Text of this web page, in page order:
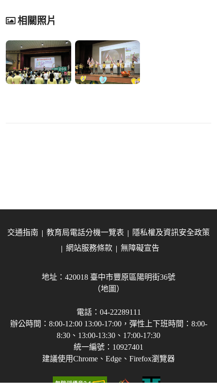
相關照片
交通指南 教育局電話分機一覽表
隱私權及資訊安全政策
網站服務條款
無障礙宣告
地址：420018 臺中市豐原區陽明街36號
（地圖）
電話：04-22289111
辦公時間：8:00-12:00 13:00-17:00，彈性上下班時間：8:00-
8:30、13:00-13:30、17:00-17:30
統一編號：10927401
建議使用Chrome、Edge、Firefox瀏覽器